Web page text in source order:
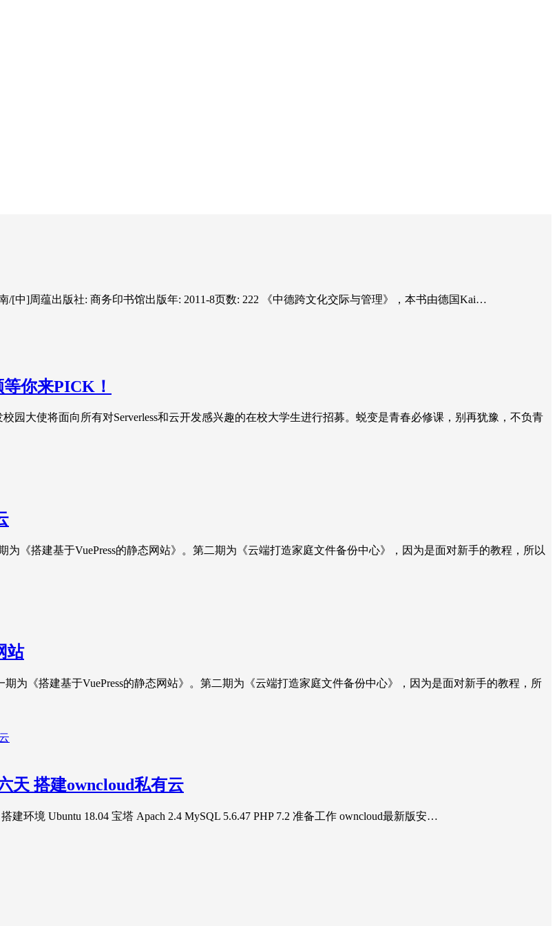
/[中]周蕴出版社: 商务印书馆出版年: 2011-8页数: 222 《中德跨文化交际与管理》，本书由德国Kai…
你来PICK！
园大使将面向所有对Serverless和云开发感兴趣的在校大学生进行招募。蜕变是青春必修课，别再犹豫，不负青
《搭建基于VuePress的静态网站》。第二期为《云端打造家庭文件备份中心》，因为是面对新手的教程，所以
站
为《搭建基于VuePress的静态网站》。第二期为《云端打造家庭文件备份中心》，因为是面对新手的教程，所
天 搭建owncloud私有云
环境 Ubuntu 18.04 宝塔 Apach 2.4 MySQL 5.6.47 PHP 7.2 准备工作 owncloud最新版安…